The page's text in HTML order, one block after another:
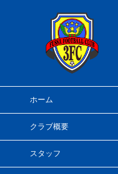
ホーム
クラブ概要
スタッフ